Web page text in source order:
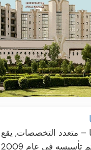
– متعدد التخصصات,